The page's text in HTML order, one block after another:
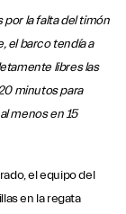
la falta del timón
el barco tendía a
libres las
minutos para
menos en 15
el equipo del
en la regata